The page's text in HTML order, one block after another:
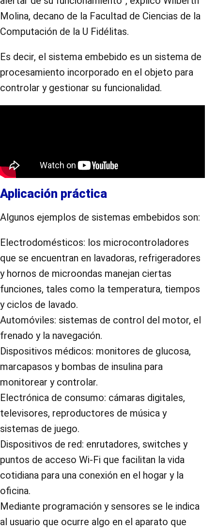
Molina, decano de la Facultad de Ciencias de la
Computación de la U Fidélitas.
Es decir, el sistema embebido es un sistema de
procesamiento incorporado en el objeto para
controlar y gestionar su funcionalidad.
Aplicación práctica
Algunos ejemplos de sistemas embebidos son:
Electrodomésticos: los microcontroladores
que se encuentran en lavadoras, refrigeradores
y hornos de microondas manejan ciertas
funciones, tales como la temperatura, tiempos
y ciclos de lavado.
Automóviles: sistemas de control del motor, el
frenado y la navegación.
Dispositivos médicos: monitores de glucosa,
marcapasos y bombas de insulina para
monitorear y controlar.
Electrónica de consumo: cámaras digitales,
televisores, reproductores de música y
sistemas de juego.
Dispositivos de red: enrutadores, switches y
puntos de acceso Wi-Fi que facilitan la vida
cotidiana para una conexión en el hogar y la
oficina.
Mediante programación y sensores se le indica
al usuario que ocurre algo en el aparato que